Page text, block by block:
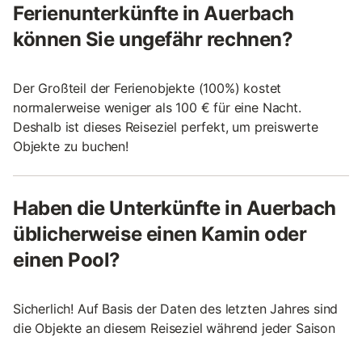
Ferienunterkünfte in Auerbach
können Sie ungefähr rechnen?
Der Großteil der Ferienobjekte (100%) kostet
normalerweise weniger als 100 € für eine Nacht.
Deshalb ist dieses Reiseziel perfekt, um preiswerte
Objekte zu buchen!
Haben die Unterkünfte in Auerbach
üblicherweise einen Kamin oder
einen Pool?
Sicherlich! Auf Basis der Daten des letzten Jahres sind
die Objekte an diesem Reiseziel während jeder Saison